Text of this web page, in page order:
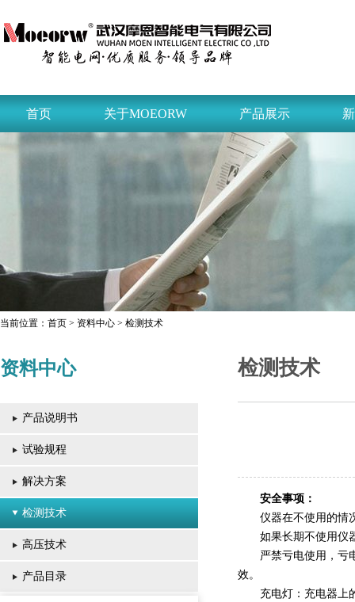
首页 关于MOEORW 产品展示
当前位置： 首页 > 资料中心 > 检测技术
资料中心
产品说明书
试验规程
解决方案
检测技术
高压技术
产品目录
检测技术
安全事项：
仪器在不使用的情
如果长期不使用仪
严禁亏电使用，亏
效。
充电灯：充电器上